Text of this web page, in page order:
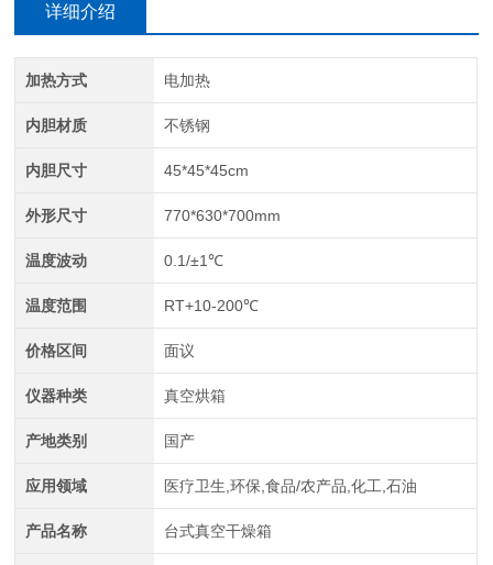
详细介绍
加热方式 电加热
内胆材质 不锈钢
内胆尺寸 45*45*45cm
外形尺寸 770*630*700mm
温度波动 0.1/±1℃
温度范围 RT+10-200℃
价格区间 面议
仪器种类 真空烘箱
产地类别 国产
应用领域 医疗卫生,环保,食品/农产品,化工,石油
产品名称 台式真空干燥箱